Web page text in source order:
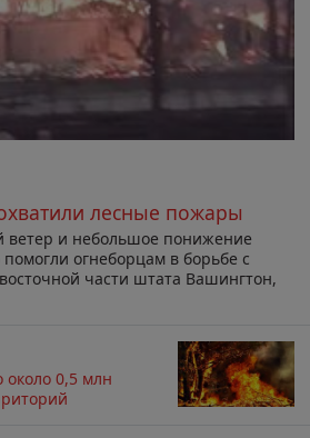
лесные пожары
ветер и небольшое понижение
огнеборцам в борьбе с
части штата Вашингтон,
около 0,5 млн